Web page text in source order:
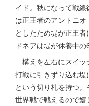
イド。秋になって戦
は正王者のアントニ
としたため堤が正王
ドネアは堤が休養中
構えを左右にスイッ
打戦に引きずり込む
という切り札を持つ
世界戦で戦えるので